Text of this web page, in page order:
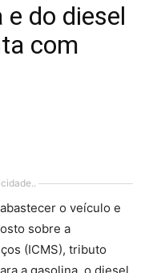
do diesel
com
o veículo e
sobre a
(ICMS), tributo